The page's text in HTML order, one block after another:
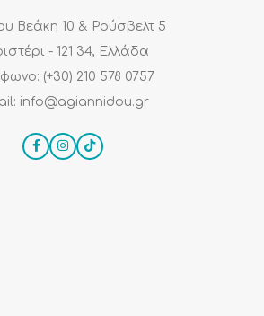
Βεάκη 10 & Ρούσβελτ 5
- 121 34, Ελλάδα
(+30) 210 578 0757
info@agiannidou.gr